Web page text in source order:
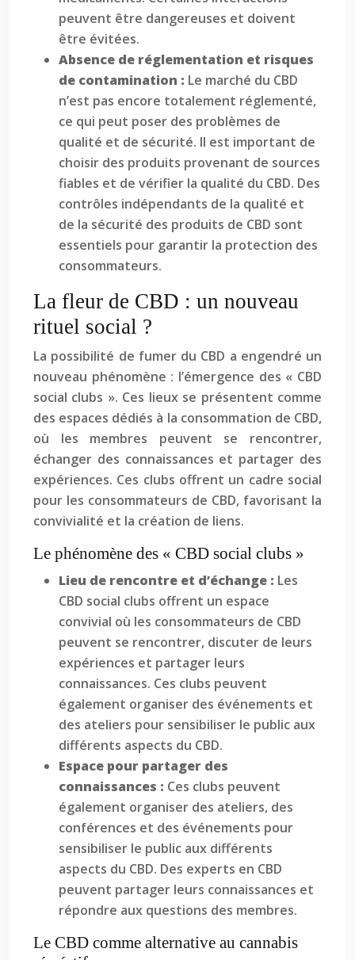
peuvent être dangereuses et doivent
être évitées.
Absence de réglementation et risques
de contamination : Le marché du CBD
n’est pas encore totalement réglementé,
ce qui peut poser des problèmes de
qualité et de sécurité. Il est important de
choisir des produits provenant de sources
fiables et de vérifier la qualité du CBD. Des
contrôles indépendants de la qualité et
de la sécurité des produits de CBD sont
essentiels pour garantir la protection des
consommateurs.
La fleur de CBD : un nouveau
rituel social ?
La possibilité de fumer du CBD a engendré un
nouveau phénomène : l’émergence des « CBD
social clubs ». Ces lieux se présentent comme
des espaces dédiés à la consommation de CBD,
où les membres peuvent se rencontrer,
échanger des connaissances et partager des
expériences. Ces clubs offrent un cadre social
pour les consommateurs de CBD, favorisant la
convivialité et la création de liens.
Le phénomène des « CBD social clubs »
Lieu de rencontre et d’échange : Les
CBD social clubs offrent un espace
convivial où les consommateurs de CBD
peuvent se rencontrer, discuter de leurs
expériences et partager leurs
connaissances. Ces clubs peuvent
également organiser des événements et
des ateliers pour sensibiliser le public aux
différents aspects du CBD.
Espace pour partager des
connaissances : Ces clubs peuvent
également organiser des ateliers, des
conférences et des événements pour
sensibiliser le public aux différents
aspects du CBD. Des experts en CBD
peuvent partager leurs connaissances et
répondre aux questions des membres.
Le CBD comme alternative au cannabis